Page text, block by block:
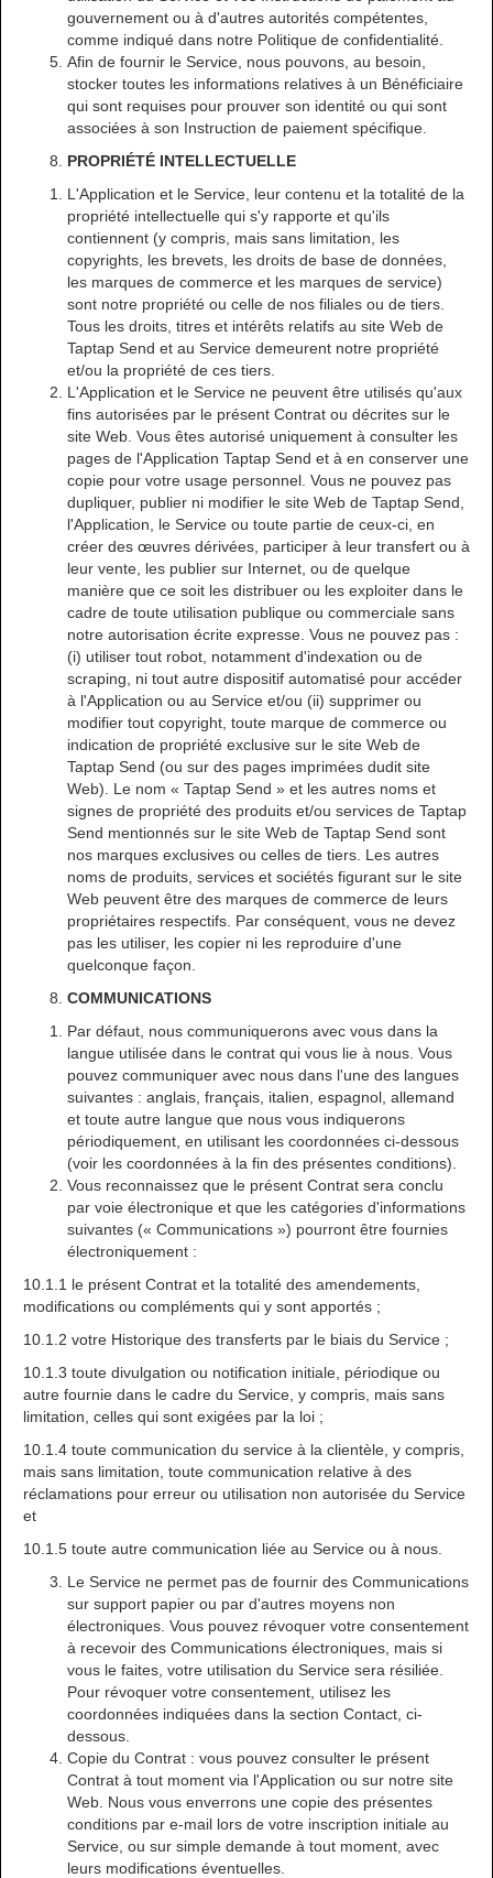
gouvernement ou à d'autres autorités compétentes,
comme indiqué dans notre Politique de confidentialité.
Afin de fournir le Service, nous pouvons, au besoin,
stocker toutes les informations relatives à un Bénéficiaire
qui sont requises pour prouver son identité ou qui sont
associées à son Instruction de paiement spécifique.
PROPRIÉTÉ INTELLECTUELLE
L'Application et le Service, leur contenu et la totalité de la
propriété intellectuelle qui s'y rapporte et qu'ils
contiennent (y compris, mais sans limitation, les
copyrights, les brevets, les droits de base de données,
les marques de commerce et les marques de service)
sont notre propriété ou celle de nos filiales ou de tiers.
Tous les droits, titres et intérêts relatifs au site Web de
Taptap Send et au Service demeurent notre propriété
et/ou la propriété de ces tiers.
L'Application et le Service ne peuvent être utilisés qu'aux
fins autorisées par le présent Contrat ou décrites sur le
site Web. Vous êtes autorisé uniquement à consulter les
pages de l'Application Taptap Send et à en conserver une
copie pour votre usage personnel. Vous ne pouvez pas
dupliquer, publier ni modifier le site Web de Taptap Send,
l'Application, le Service ou toute partie de ceux-ci, en
créer des œuvres dérivées, participer à leur transfert ou à
leur vente, les publier sur Internet, ou de quelque
manière que ce soit les distribuer ou les exploiter dans le
cadre de toute utilisation publique ou commerciale sans
notre autorisation écrite expresse. Vous ne pouvez pas :
(i) utiliser tout robot, notamment d'indexation ou de
scraping, ni tout autre dispositif automatisé pour accéder
à l'Application ou au Service et/ou (ii) supprimer ou
modifier tout copyright, toute marque de commerce ou
indication de propriété exclusive sur le site Web de
Taptap Send (ou sur des pages imprimées dudit site
Web). Le nom « Taptap Send » et les autres noms et
signes de propriété des produits et/ou services de Taptap
Send mentionnés sur le site Web de Taptap Send sont
nos marques exclusives ou celles de tiers. Les autres
noms de produits, services et sociétés figurant sur le site
Web peuvent être des marques de commerce de leurs
propriétaires respectifs. Par conséquent, vous ne devez
pas les utiliser, les copier ni les reproduire d'une
quelconque façon.
COMMUNICATIONS
Par défaut, nous communiquerons avec vous dans la
langue utilisée dans le contrat qui vous lie à nous. Vous
pouvez communiquer avec nous dans l'une des langues
suivantes : anglais, français, italien, espagnol, allemand
et toute autre langue que nous vous indiquerons
périodiquement, en utilisant les coordonnées ci-dessous
(voir les coordonnées à la fin des présentes conditions).
Vous reconnaissez que le présent Contrat sera conclu
par voie électronique et que les catégories d'informations
suivantes (« Communications ») pourront être fournies
électroniquement :
10.1.1 le présent Contrat et la totalité des amendements,
modifications ou compléments qui y sont apportés ;
10.1.2 votre Historique des transferts par le biais du Service ;
10.1.3 toute divulgation ou notification initiale, périodique ou
autre fournie dans le cadre du Service, y compris, mais sans
limitation, celles qui sont exigées par la loi ;
10.1.4 toute communication du service à la clientèle, y compris,
mais sans limitation, toute communication relative à des
réclamations pour erreur ou utilisation non autorisée du Service
et
10.1.5 toute autre communication liée au Service ou à nous.
Le Service ne permet pas de fournir des Communications
sur support papier ou par d'autres moyens non
électroniques. Vous pouvez révoquer votre consentement
à recevoir des Communications électroniques, mais si
vous le faites, votre utilisation du Service sera résiliée.
Pour révoquer votre consentement, utilisez les
coordonnées indiquées dans la section Contact, ci-
dessous.
Copie du Contrat : vous pouvez consulter le présent
Contrat à tout moment via l'Application ou sur notre site
Web. Nous vous enverrons une copie des présentes
conditions par e-mail lors de votre inscription initiale au
Service, ou sur simple demande à tout moment, avec
leurs modifications éventuelles.